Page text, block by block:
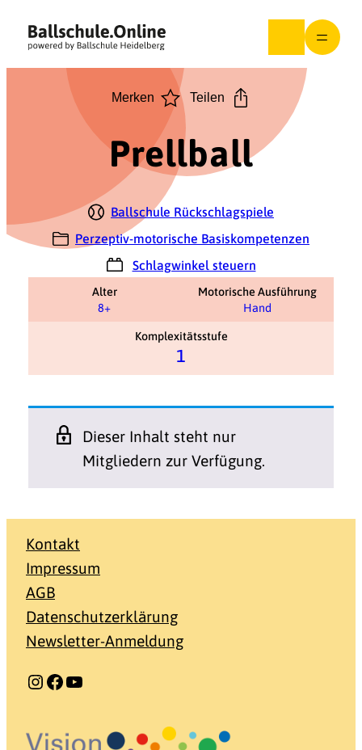
Inhalt
springen
Merken Teilen
Prellball
Ballschule Rückschlagspiele
Perzeptiv-motorische Basiskompetenzen
Schlagwinkel steuern
Alter
8+
Motorische Ausführung
Hand
Komplexitätsstufe
1
Dieser Inhalt steht nur
Mitgliedern zur Verfügung.
Kontakt
Impressum
AGB
Datenschutzerklärung
Newsletter-Anmeldung
Instagram Facebook YouTube